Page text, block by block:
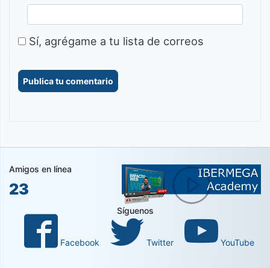
Sí, agrégame a tu lista de correos
Amigos en línea
23
Síguenos
Facebook Twitter YouTube